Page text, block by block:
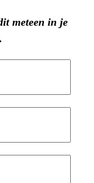
meteen in je